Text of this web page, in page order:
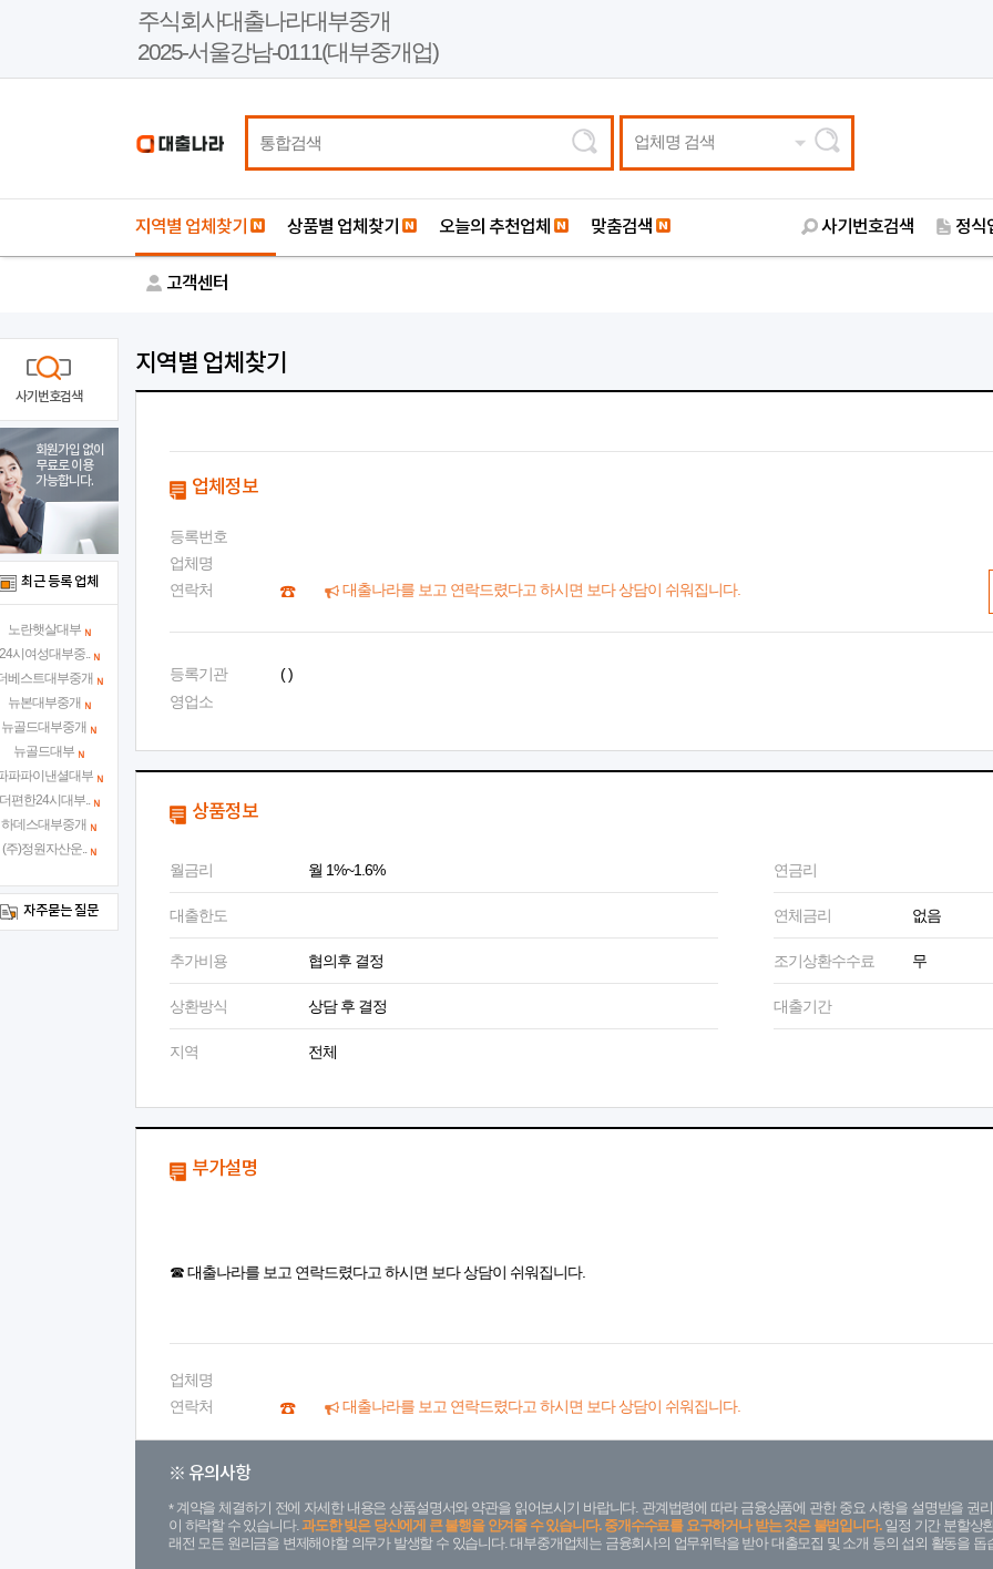
주식회사대출나라대부중개
2025-서울강남-0111(대부중개업)
업체명 검색
지역별 업체찾기 상품별 업체찾기 오늘의 추천업체 맞춤검색 사기번호검색 정식
고객센터
지역별 업체찾기
업체정보
등록번호
업체명
연락처
대출나라를 보고 연락드렸다고 하시면 보다 상담이 쉬워집니다.
등록기관
( )
영업소
상품정보
월금리 월 1%~1.6% 연금리
대출한도 연체금리 없음
추가비용 협의후 결정 조기상환수수료 무
상환방식 상담 후 결정 대출기간
지역 전체
부가설명
☎ 대출나라를 보고 연락드렸다고 하시면 보다 상담이 쉬워집니다.
업체명
연락처
대출나라를 보고 연락드렸다고 하시면 보다 상담이 쉬워집니다.
※ 유의사항
계약을 체결하기 전에 자세한 내용은 상품설명서와 약관을 읽어보시기 바랍니다. 관계법령에 따라 금융상품에 관한 중요 사항을 설명받을 권
이 하락할 수 있습니다.과도한 빚은 당신에게 큰 불행을 안겨줄 수 있습니다. 중개수수료를 요구하거나 받는 것은 불법입니다.일정 기간 분할상
래전 모든 원리금을 변제해야할 의무가 발생할 수 있습니다. 대부중개업체는 금융회사의 업무위탁을 받아 대출모집 및 소개 등의 섭외 활동을
사기번호검색
회원가입 없이
무료로 이용
가능합니다.
최근 등록 업체
노란햇살대부
시여성대부중..
베스트대부중개
뉴본대부중개
뉴골드대부중개
뉴골드대부
파파이낸셜대부
편한24시대부..
하데스대부중개
(주)정원자산운..
자주묻는 질문